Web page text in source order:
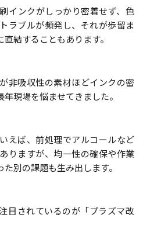
インクがしっかり密着せず、色
ラブルが頻発し、それが歩留ま
結することもあります。
非吸収性の素材ほどインクの密
現場を悩ませてきました。
えば、前処理でアルコールなど
りますが、均一性の確保や作業
別の課題も生み出します。
目されているのが「プラズマ改